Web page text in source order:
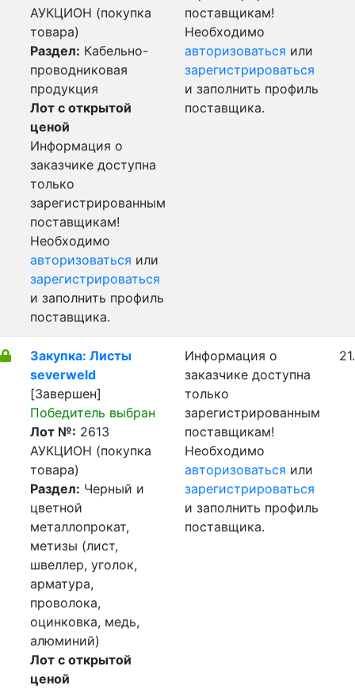
АУКЦИОН (покупка
товара)
Раздел: Кабельно-
проводниковая
продукция
Лот с открытой
ценой
Информация о
заказчике доступна
только
зарегистрированным
поставщикам!
Необходимо
авторизоваться или
зарегистрироваться
и заполнить профиль
поставщика.
поставщикам!
Необходимо
авторизоваться или
зарегистрироваться
и заполнить профиль
поставщика.
Закупка: Листы
severweld
[Завершен]
Победитель выбран
Лот №: 2613
АУКЦИОН (покупка
товара)
Раздел: Черный и
цветной
металлопрокат,
метизы (лист,
швеллер, уголок,
арматура,
проволока,
оцинковка, медь,
алюминий)
Лот с открытой
ценой
Информация о
заказчике доступна
только
зарегистрированным
поставщикам!
Необходимо
авторизоваться или
зарегистрироваться
и заполнить профиль
поставщика.